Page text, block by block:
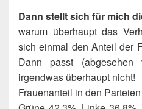
Dann stellt sich für mich
warum überhaupt das
sich einmal den Anteil der
Dann passt
irgendwas überhaupt nicht!
Frauenanteil in den